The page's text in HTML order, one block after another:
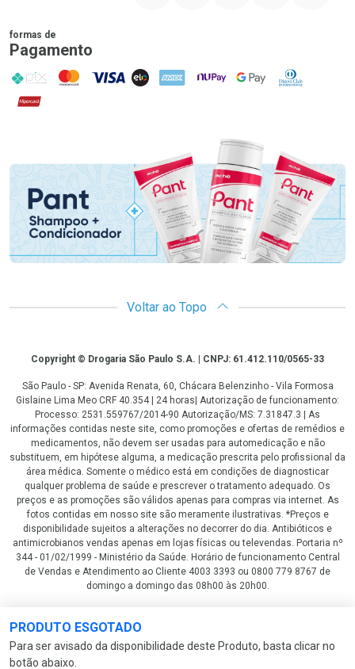
PRODUTO ESGOTADO
Para ser avisado da disponibilidade deste Produto, basta clicar no
botão abaixo.
formas de
Pagamento
PIX MasterCard
VISA ELO AMEX NuPay Google PayDiners Club
Hipercard
Promoção em Destaque
Voltar ao Topo
CopyrightCopyright © Drogaria São Paulo S.A. | CNPJ: 61.412.110/0565-33
São Paulo - SP: Avenida Renata, 60, Chácara Belenzinho - Vila Formosa
Gislaine Lima Meo CRF 40.354 | 24 horas| Autorização de funcionamento:
Processo: 2531.559767/2014-90 Autorização/MS: 7.31847.3 | As
informações contidas neste site, como promoções e ofertas de remédios e
medicamentos, não devem ser usadas para automedicação e não
substituem, em hipótese alguma, a medicação prescrita pelo profissional da
área médica. Somente o médico está em condições de diagnosticar
qualquer problema de saúde e prescrever o tratamento adequado. Os
preços e as promoções são válidos apenas para compras via internet. As
fotos contidas em nosso site são meramente ilustrativas. *Preços e
disponibilidade sujeitos a alterações no decorrer do dia. Antibióticos e
antimicrobianos vendas apenas em lojas físicas ou televendas. Portaria nº
344 - 01/02/1999 - Ministério da Saúde. Horário de funcionamento Central
de Vendas e Atendimento ao Cliente 4003 3393 ou 0800 779 8767 de
domingo a domingo das 08h00 às 20h00.
LGPD Aceite os Cookies